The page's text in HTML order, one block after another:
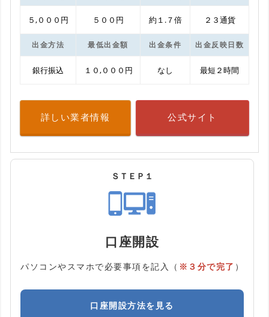
５,０００円 ５００円 約１.７倍 ２３通貨
出金方法 最低出金額 出金条件 出金反映日数
銀行振込 １０,０００円 なし 最短２時間
詳しい業者情報 公式サイト
ＳＴＥＰ１
口座開設
パソコンやスマホで必要事項を記入（ ※３分で完了 ）
口座開設方法を見る